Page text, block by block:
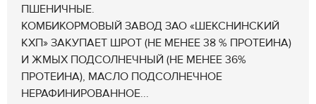
ПШЕНИЧНЫЕ.
КОМБИКОРМОВЫЙ ЗАВОД ЗАО «ШЕКСНИНСКИЙ
КХП» ЗАКУПАЕТ ШРОТ (НЕ МЕНЕЕ 38 % ПРОТЕИНА)
И ЖМЫХ ПОДСОЛНЕЧНЫЙ (НЕ МЕНЕЕ 36%
ПРОТЕИНА), МАСЛО ПОДСОЛНЕЧНОЕ
НЕРАФИНИРОВАННОЕ...